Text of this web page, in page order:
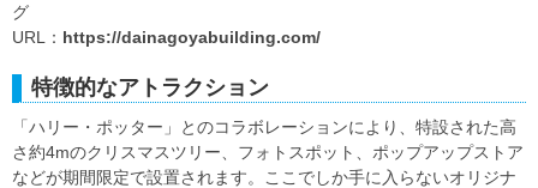
グ
URL： https://dainagoyabuilding.com/
特徴的なアトラクション
「ハリー・ポッター」とのコラボレーションにより、特設された高
さ約4mのクリスマスツリー、フォトスポット、ポップアップストア
などが期間限定で設置されます。ここでしか手に入らないオリジナ